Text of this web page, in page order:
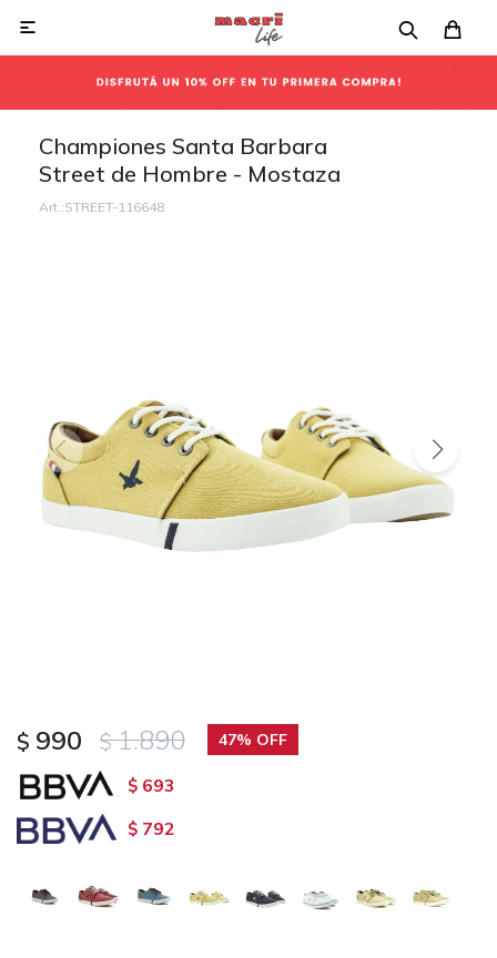

Championes Santa Barbara
Street de Hombre - Mostaza
STREET-116648
$ 990 $ 1.890 47
$ 693
$ 792